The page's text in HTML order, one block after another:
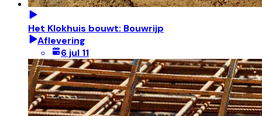
Het Klokhuis bouwt: Bouwrijp
Aflevering
6 jul 11